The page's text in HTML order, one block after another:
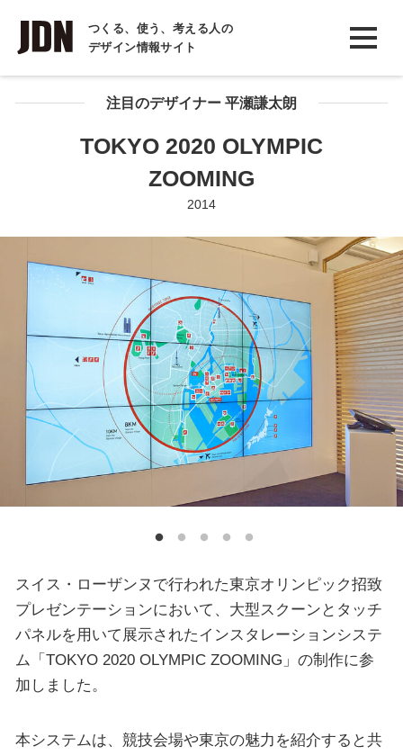
つくる、使う、考える人の
デザイン情報サイト
INTERVIEW
インタビュー
REPORT注目のデザイナー 平瀬謙太朗
TOKYO 2020 OLYMPIC
ZOOMING
2014
スイス・ローザンヌで行われた東京オリンピック招致
プレゼンテーションにおいて、大型スクーンとタッチ
パネルを用いて展示されたインスタレーションシステ
ム「TOKYO 2020 OLYMPIC ZOOMING」の制作に参
加しました。
本システムは、競技会場や東京の魅力を紹介すると共